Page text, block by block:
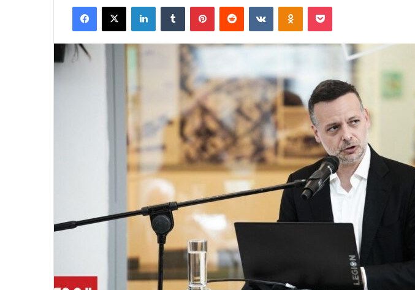
email
Facebook
X LinkedInTumblr PinterestReddit VKontakteOdnoklassniki
Pocket